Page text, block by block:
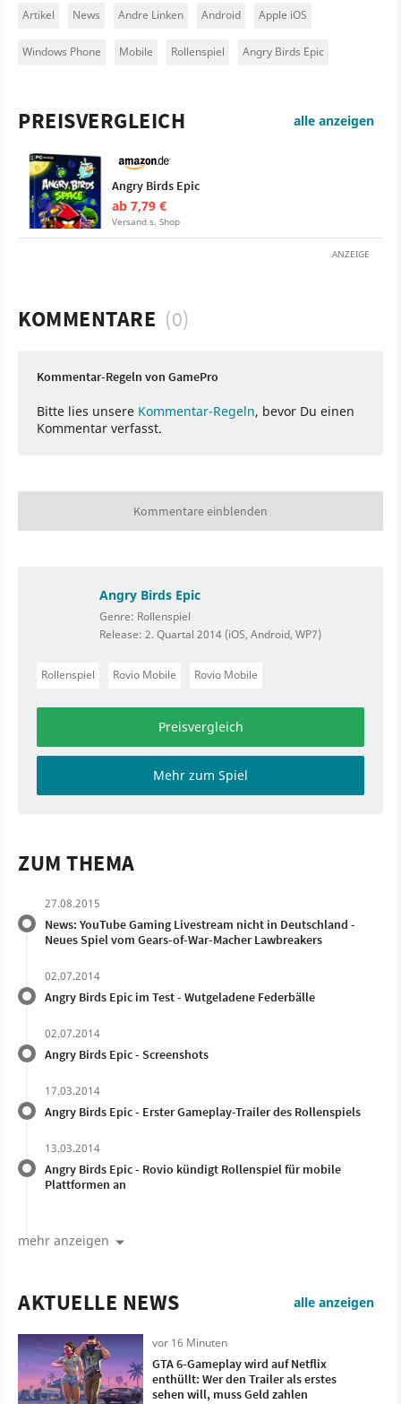
Artikel News Andre Linken Android Apple iOS
Windows Phone Mobile Rollenspiel Angry Birds Epic
PREISVERGLEICH alle anzeigen
Angry Birds Epic
ab 7,79 €
Versand s. Shop
ANZEIGE
KOMMENTARE (0)
Kommentar-Regeln von GamePro
Bitte lies unsere Kommentar-Regeln, bevor Du einen
Kommentar verfasst.
Kommentare einblenden
Angry Birds Epic
Genre: Rollenspiel
Release: 2. Quartal 2014 (iOS, Android, WP7)
Rollenspiel Rovio Mobile Rovio Mobile
Preisvergleich
Mehr zum Spiel
ZUM THEMA
27.08.2015
News: YouTube Gaming Livestream nicht in Deutschland -
Neues Spiel vom Gears-of-War-Macher Lawbreakers
02.07.2014
Angry Birds Epic im Test - Wutgeladene Federbälle
02.07.2014
Angry Birds Epic - Screenshots
17.03.2014
Angry Birds Epic - Erster Gameplay-Trailer des Rollenspiels
13.03.2014
Angry Birds Epic - Rovio kündigt Rollenspiel für mobile
Plattformen an
mehr anzeigen
AKTUELLE NEWS alle anzeigen
vor 16 Minuten
GTA 6-Gameplay wird auf Netflix
enthüllt: Wer den Trailer als erstes
sehen will, muss Geld zahlen